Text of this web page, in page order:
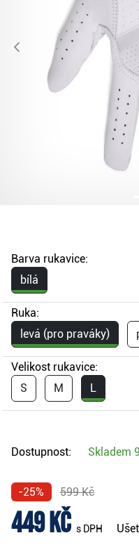
Barva rukavice:
bílá
Ruka:
levá (pro praváky)
Velikost rukavice:
S
M L
Dostupnost: Skladem
-25% 599 Kč
449 Kč s DPH